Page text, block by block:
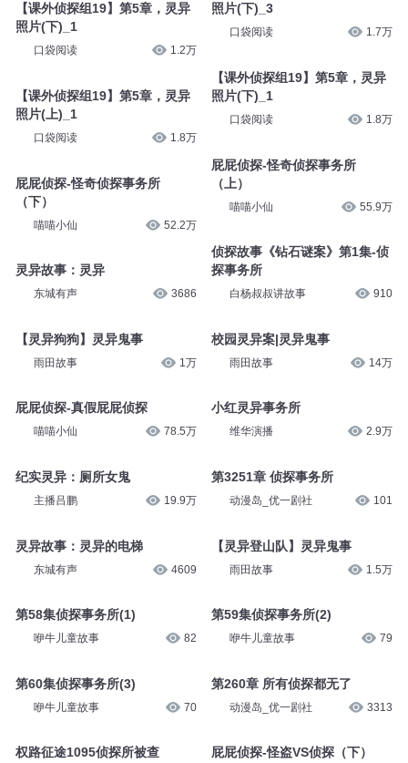
【课外侦探组19】第5章，灵异
照片(下)_1
口袋阅读 1.2万
【课外侦探组19】第5章，灵异
照片(上)_1
口袋阅读 1.8万
屁屁侦探-怪奇侦探事务所
（下）
喵喵小仙 52.2万
灵异故事：灵异
东城有声 3686
【灵异狗狗】灵异鬼事
雨田故事 1万
屁屁侦探-真假屁屁侦探
喵喵小仙 78.5万
纪实灵异：厕所女鬼
主播吕鹏 19.9万
灵异故事：灵异的电梯
东城有声 4609
第58集侦探事务所(1)
咿牛儿童故事 82
第60集侦探事务所(3)
咿牛儿童故事 70
权路征途1095侦探所被查
照片(下)_3
口袋阅读 1.7万
【课外侦探组19】第5章，灵异
照片(下)_1
口袋阅读 1.8万
屁屁侦探-怪奇侦探事务所
（上）
喵喵小仙 55.9万
侦探故事《钻石谜案》第1集-侦
探事务所
白杨叔叔讲故事 910
校园灵异案|灵异鬼事
雨田故事 14万
小红灵异事务所
维华演播 2.9万
第3251章 侦探事务所
动漫岛_优一剧社 101
【灵异登山队】灵异鬼事
雨田故事 1.5万
第59集侦探事务所(2)
咿牛儿童故事 79
第260章 所有侦探都无了
动漫岛_优一剧社 3313
屁屁侦探-怪盗VS侦探（下）